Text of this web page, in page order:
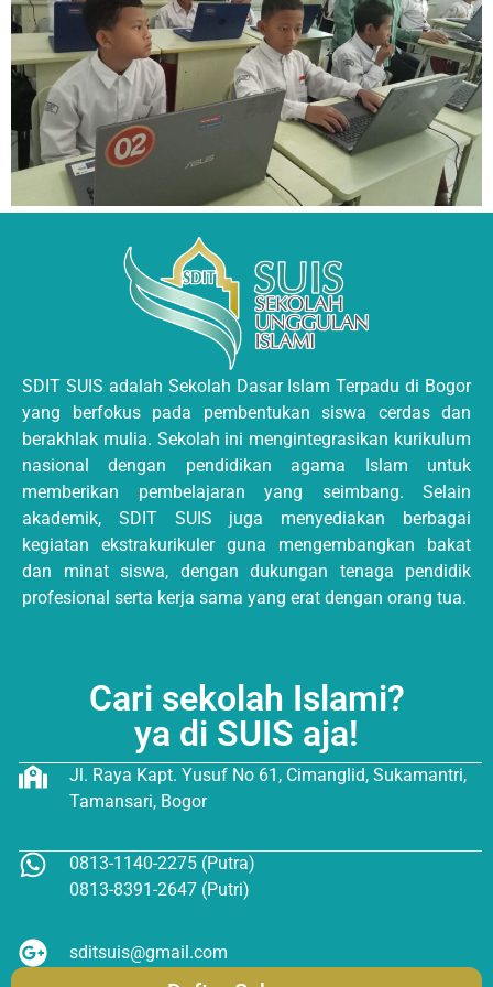
SDIT SUIS adalah Sekolah Dasar Islam Terpadu di Bogor
yang berfokus pada pembentukan siswa cerdas dan
berakhlak mulia. Sekolah ini mengintegrasikan kurikulum
nasional dengan pendidikan agama Islam untuk
memberikan pembelajaran yang seimbang. Selain
akademik, SDIT SUIS juga menyediakan berbagai
kegiatan ekstrakurikuler guna mengembangkan bakat
dan minat siswa, dengan dukungan tenaga pendidik
profesional serta kerja sama yang erat dengan orang tua.
Cari sekolah Islami?
ya di SUIS aja!
Jl. Raya Kapt. Yusuf No 61, Cimanglid, Sukamantri,
Tamansari, Bogor
0813-1140-2275 (Putra)
0813-8391-2647 (Putri)
sditsuis@gmail.com